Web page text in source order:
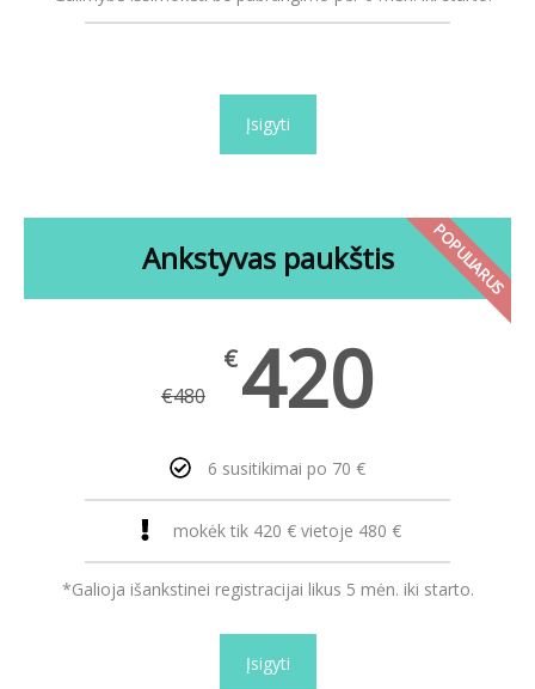
Įsigyti
Ankstyvas paukštis
€480
€420
6 susitikimai po 70 €
mokėk tik 420 € vietoje 480 €
*Galioja išankstinei registracijai likus 5 mėn. iki starto.
Įsigyti
POPULIARUS